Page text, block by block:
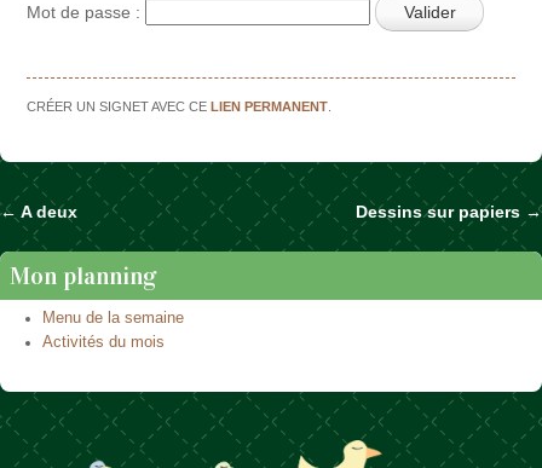
Mot de passe :
CRÉER UN SIGNET AVEC CELIEN PERMANENT
Naviguer dans les articles
← A deux Dessins sur papiers →
Mon planning
Menu de la semaine
Activités du mois